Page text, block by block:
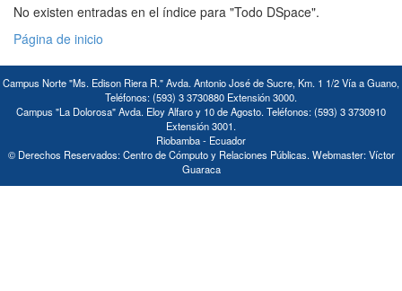
No existen entradas en el índice para "Todo DSpace".
Página de inicio
Campus Norte "Ms. Edison Riera R." Avda. Antonio José de Sucre, Km. 1 1/2 Vía a Guano,
Teléfonos: (593) 3 3730880 Extensión 3000.
Campus "La Dolorosa" Avda. Eloy Alfaro y 10 de Agosto. Teléfonos: (593) 3 3730910
Extensión 3001.
Riobamba - Ecuador
© Derechos Reservados: Centro de Cómputo y Relaciones Públicas. Webmaster: Víctor
Guaraca